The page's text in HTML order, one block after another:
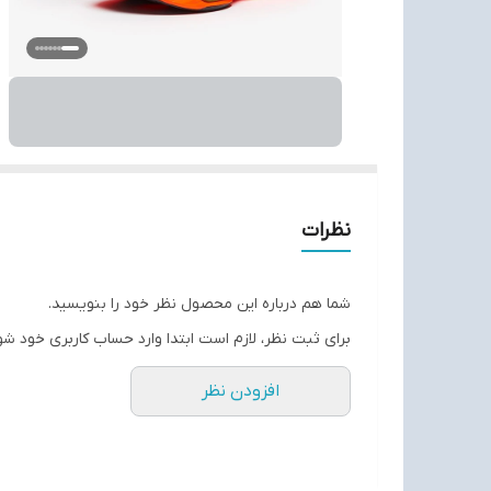
نظرات
شما هم درباره این محصول نظر خود را بنویسید.
برای ثبت نظر، لازم است ابتدا وارد حساب کاربری خود
افزودن نظر